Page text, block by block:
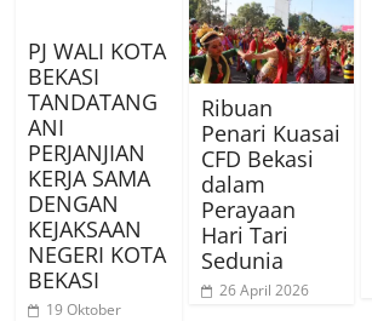
PJ WALI KOTA
BEKASI
TANDATANG
ANI
PERJANJIAN
KERJA SAMA
DENGAN
KEJAKSAAN
NEGERI KOTA
BEKASI
19 Oktober
Ribuan
Penari Kuasai
CFD Bekasi
dalam
Perayaan
Hari Tari
Sedunia
26 April 2026